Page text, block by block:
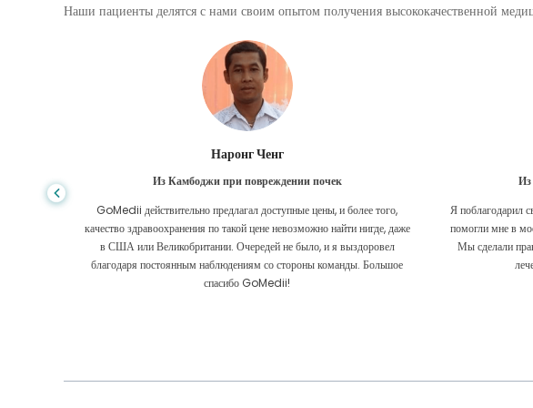
Наши пациенты делятся с нами своим опытом получения высококачественной
Шандха Дас
Из Бангладеш для гастроэнтерологии
Я поблагодарил своего сына и блестящую команду GoMedii, которые
помогли мне в моем путешествии из Бангладеш в Индию для лечения.
Мы сделали правильный выбор, выбрав GoMedii. Они даже после
лечения сохраняют с нами большую связь
Я всецело
проблемы с
Аллаха